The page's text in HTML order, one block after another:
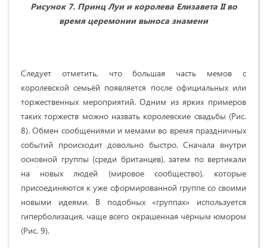
Рисунок 7. Принц Луи и королева Елизавета II во
время церемонии выноса знамени
Следует отметить, что большая часть мемов с
королевской семьёй появляется после официальных или
торжественных мероприятий. Одним из ярких примеров
таких торжеств можно назвать королевские свадьбы (Рис.
8). Обмен сообщениями и мемами во время праздничных
событий происходит довольно быстро. Сначала внутри
основной группы (среди британцев), затем по вертикали
на новых людей (мировое сообщество), которые
присоединяются к уже сформированной группе со своими
новыми идеями. В подобных «группах» используется
гиперболизация, чаще всего окрашенная чёрным юмором
(Рис. 9).